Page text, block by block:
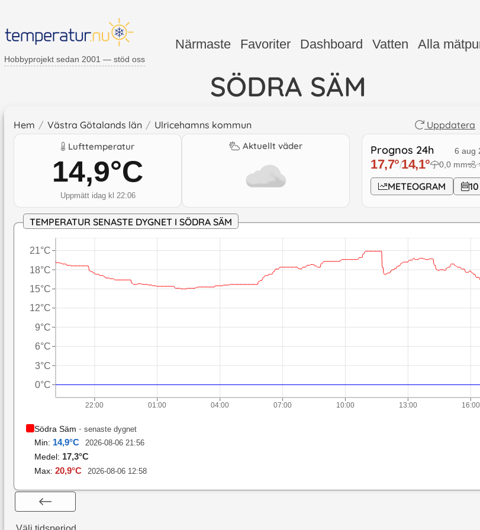
Hobbyprojekt sedan 2001 — stöd oss
Närmaste Favoriter Dashboard Vatten Alla
SÖDRA SÄM
Hem / Västra Götalands län / Ulricehamns kommun Uppdatera
Lufttemperatur
14,9°C
Uppmätt idag kl 22:06
Aktuellt väder Prognos 24h 6 aug
17,7°/14,1° 0,0 mm
METEOGRAM
TEMPERATUR SENASTE DYGNET I SÖDRA SÄM
22:00 01:00 04:00 07:00 10:00 13:00 16:00
0°C
3°C
6°C
9°C
12°C
15°C
18°C
21°C
Södra Säm · senaste dygnet
Min: 14,9°C 2026-08-06 21:56
Medel: 17,3°C
Max: 20,9°C 2026-08-06 12:58